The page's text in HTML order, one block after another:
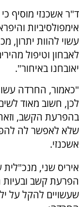
ד"ר אשכנזי מוסיף
אימפולסיביות
עשוי להוות יתרון,
לאבחון וטיפול
יאובחנו באיחור".
"כאמור, החרדה
לכן, חשוב מאוד
בהפרעת הקשב,
שלא לאפשר לה
אשכנזי.
איריס שני,
הפרעת קשב
שעשויים להקל על